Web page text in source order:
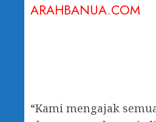
ARAHBANUA.COM
“Kami mengajak